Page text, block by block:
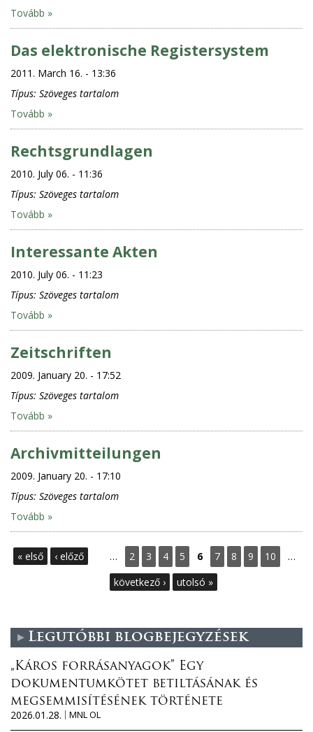
Tovább »
Das elektronische Registersystem
2011. March 16. - 13:36
Típus: Szöveges tartalom
Tovább »
Rechtsgrundlagen
2010. July 06. - 11:36
Típus: Szöveges tartalom
Tovább »
Interessante Akten
2010. July 06. - 11:23
Típus: Szöveges tartalom
Tovább »
Zeitschriften
2009. January 20. - 17:52
Típus: Szöveges tartalom
Tovább »
Archivmitteilungen
2009. January 20. - 17:10
Típus: Szöveges tartalom
Tovább »
P
e
s
« első ‹ előző … 2 3 4 5 6 7 8 9 10
…
következő ›
utolsó »
Legutóbbi blogbejegyzések
„Káros forrásanyagok” Egy
dokumentumkötet betiltásának és
megsemmisítésének története
2026.01.28.
MNL OL